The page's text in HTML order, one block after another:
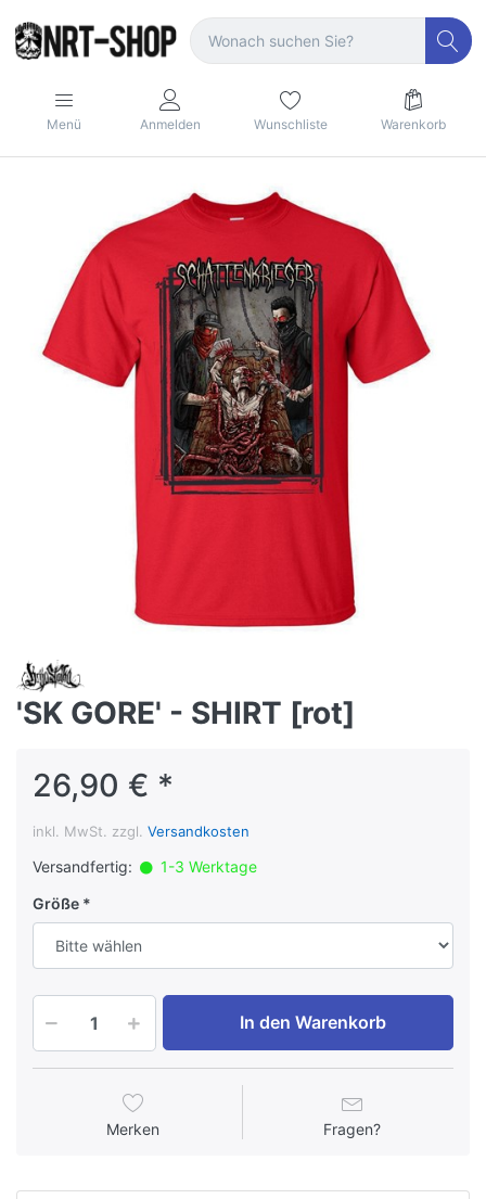
Menü Anmelden Wunschliste Warenkorb
'SK GORE' - SHIRT [rot]
26,90 € *
inkl. MwSt. zzgl. Versandkosten
Versandfertig:
1-3 Werktage
Größe
In den Warenkorb
Merken Fragen?